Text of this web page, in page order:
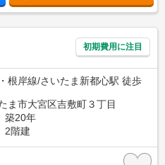
初期費用に注目
根岸線/さいたま新都心駅 徒歩
ま市大宮区吉敷町３丁目
築20年
2階建